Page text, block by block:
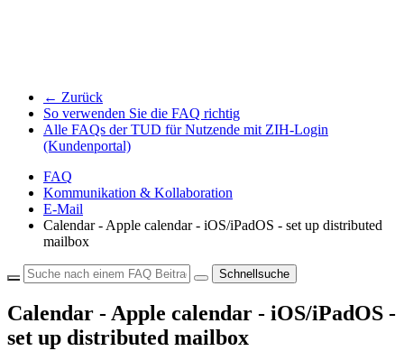
← Zurück
So verwenden Sie die FAQ richtig
Alle FAQs der TUD für Nutzende mit ZIH-Login
(Kundenportal)
FAQ
Kommunikation & Kollaboration
E-Mail
Calendar - Apple calendar - iOS/iPadOS - set up distributed
mailbox
Schnellsuche
Calendar - Apple calendar - iOS/iPadOS -
set up distributed mailbox